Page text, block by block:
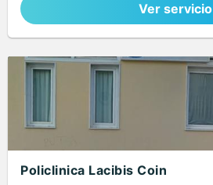
Ver servicio
Policlinica Lacibis Coin